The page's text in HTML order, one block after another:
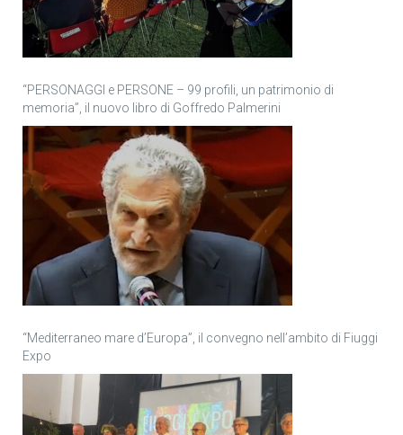
“PERSONAGGI e PERSONE – 99 profili, un patrimonio di
memoria”, il nuovo libro di Goffredo Palmerini
“Mediterraneo mare d’Europa”, il convegno nell’ambito di Fiuggi
Expo